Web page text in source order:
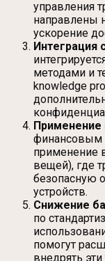
управления
направлены
ускорение
Интеграция
методами и
knowledge
Применение
финансовым
применение
вещей), где
безопасную
устройств.
Снижение
по
помогут
внедрять